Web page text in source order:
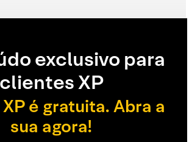
exclusivo para
clientes XP
é gratuita. Abra a
sua agora!